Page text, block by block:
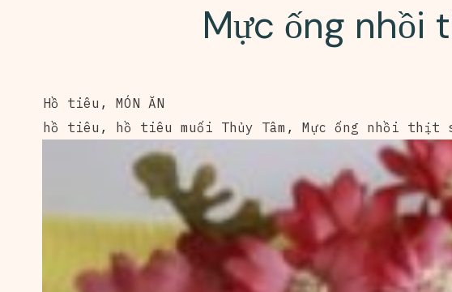
Mực ống nhồi
Hồ tiêu , MÓN ĂN
hồ tiêu , hồ tiêu muối Thủy Tâm , Mực ống nhồi thịt